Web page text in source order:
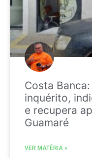
Costa
inquérito,
e recupera
Guamaré
VER MATÉRIA »